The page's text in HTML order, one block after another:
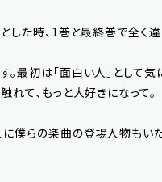
した時、1巻と最終巻で全く
最初は「面白い人」として気
れて、もっと大好きになって。
僕らの楽曲の登場人物もい